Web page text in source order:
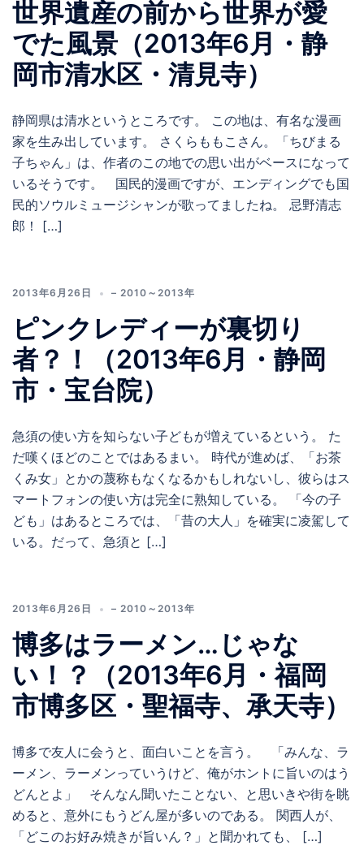
世界遺産の前から世界が愛
でた風景（2013年6月・静
岡市清水区・清見寺）
静岡県は清水というところです。 この地は、有名な漫画
家を生み出しています。 さくらももこさん。「ちびまる
子ちゃん」は、作者のこの地での思い出がベースになって
いるそうです。 国民的漫画ですが、エンディングでも国
民的ソウルミュージシャンが歌ってましたね。 忌野清志
郎！ […]
2013年6月26日 – 2010～2013年
ピンクレディーが裏切り
者？！（2013年6月・静岡
市・宝台院）
急須の使い方を知らない子どもが増えているという。 た
だ嘆くほどのことではあるまい。 時代が進めば、「お茶
くみ女」とかの蔑称もなくなるかもしれないし、彼らはス
マートフォンの使い方は完全に熟知している。 「今の子
ども」はあるところでは、「昔の大人」を確実に凌駕して
いる。だって、急須と […]
2013年6月26日 – 2010～2013年
博多はラーメン…じゃな
い！？（2013年6月・福岡
市博多区・聖福寺、承天寺）
博多で友人に会うと、面白いことを言う。 「みんな、ラ
ーメン、ラーメンっていうけど、俺がホントに旨いのはう
どんとよ」 そんなん聞いたことない、と思いきや街を眺
めると、意外にもうどん屋が多いのである。 関西人が、
「どこのお好み焼きが旨いん？」と聞かれても、 […]